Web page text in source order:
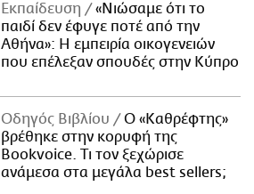
Εκπαίδευση
«Νιώσαμε ότι το
παιδί δεν έφυγε ποτέ από την
Αθήνα»: Η εμπειρία οικογενειών
που επέλεξαν σπουδές στην Κύπρο
Οδηγός Βιβλίου
Ο «Καθρέφτης»
βρέθηκε στην κορυφή της
Bookvoice. Τι τον ξεχώρισε
ανάμεσα στα μεγάλα best sellers;